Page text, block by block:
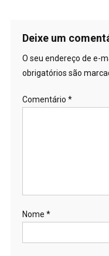
Deixe um
O seu endereço de e-
obrigatórios são
Comentário *
Nome *